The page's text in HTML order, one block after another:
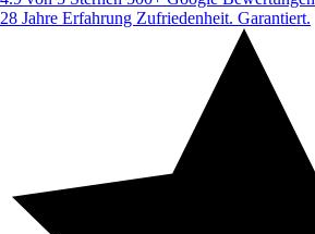
28 Jahre Erfahrung Zufriedenheit. Garantiert.